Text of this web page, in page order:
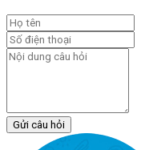
Gửi câu hỏi